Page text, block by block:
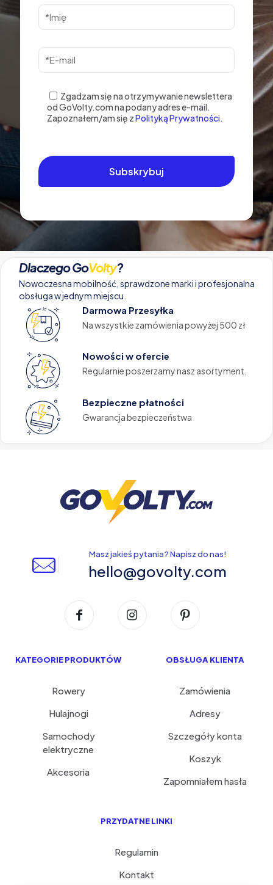
Zgadzam się na otrzymywanie newslettera
od GoVolty.com na podany adres e-mail.
Zapoznałem/am się zPolityką Prywatności.
Dlaczego GoVolty?
Nowoczesna mobilność, sprawdzone marki i profesjonalna
obsługa w jednym miejscu.
Darmowa Przesyłka
Na wszystkie zamówienia powyżej 500 zł
Nowości w ofercie
Regularnie poszerzamy nasz asortyment.
Bezpieczne płatności
Gwarancja bezpieczeństwa
Masz jakieś pytania? Napisz do nas!
hello@govolty.com
KATEGORIE PRODUKTÓW
Rowery
Hulajnogi
Samochody
elektryczne
Akcesoria
OBSŁUGA KLIENTA
Zamówienia
Adresy
Szczegóły konta
Koszyk
Zapomniałem hasła
PRZYDATNE LINKI
Regulamin
Kontakt